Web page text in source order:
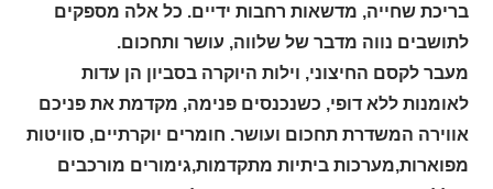
בריכת שחייה, מדשאות רחבות ידיים. כל אלה מספקים
לתושבים נווה מדבר של שלווה, עושר ותחכום.
מעבר לקסם החיצוני, וילות היוקרה בסביון הן עדות
לאומנות ללא דופי, כשנכנסים פנימה, מקדמת את פניכם
אווירה המשדרת תחכום ועושר. חומרים יוקרתיים, סוויטות
מפוארות,מערכות ביתיות מתקדמות,גימורים מורכבים